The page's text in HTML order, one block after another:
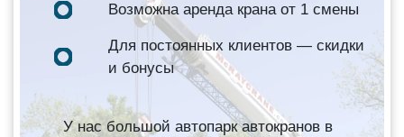
Возможна аренда крана от 1 смены
Для постоянных клиентов — скидки
и бонусы
У нас большой автопарк автокранов в